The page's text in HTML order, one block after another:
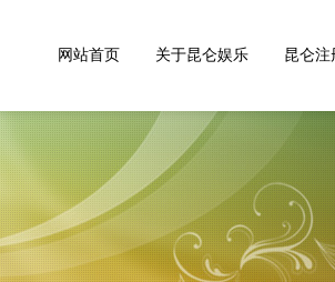
网站首页 关于昆仑娱乐 昆仑注